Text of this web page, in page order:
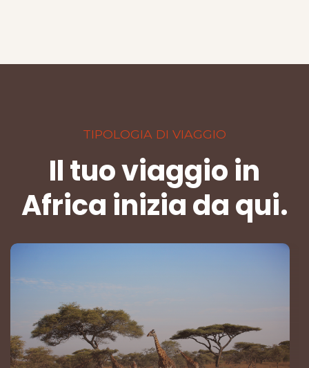
TIPOLOGIA DI VIAGGIO
Il tuo viaggio in
Africa inizia da qui.